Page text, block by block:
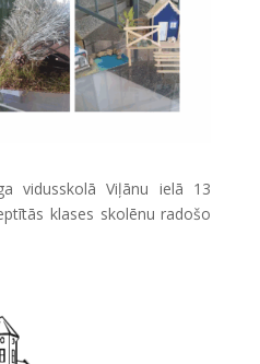
vidusskolā Viļānu ielā 13
klases skolēnu radošo